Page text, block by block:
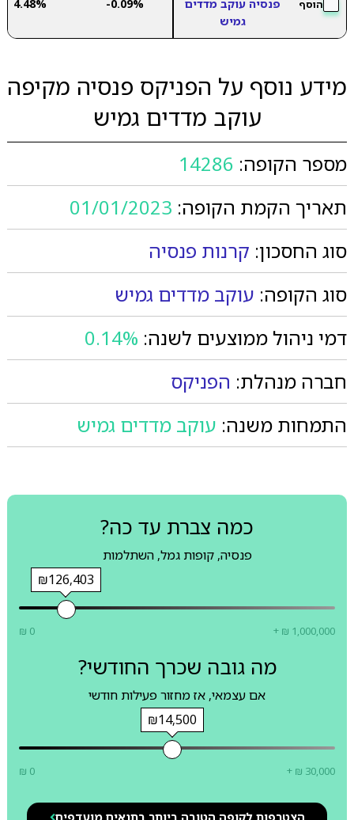
הוסף
פנסיה עוקב מדדים
גמיש
-0.09%
4.48%
מידע נוסף על הפניקס פנסיה מקיפה
עוקב מדדים גמיש
מספר הקופה: 14286
תאריך הקמת הקופה: 01/01/2023
סוג החסכון: קרנות פנסיה
סוג הקופה: עוקב מדדים גמיש
דמי ניהול ממוצעים לשנה: 0.14%
חברה מנהלת: הפניקס
התמחות משנה: עוקב מדדים גמיש
כמה צברת עד כה?
פנסיה, קופות גמל, השתלמות
₪126,403
₪ 0 + ₪ 1,000,000
מה גובה שכרך החודשי?
אם עצמאי, אז מחזור פעילות חודשי
₪14,500
₪ 0 + ₪ 30,000